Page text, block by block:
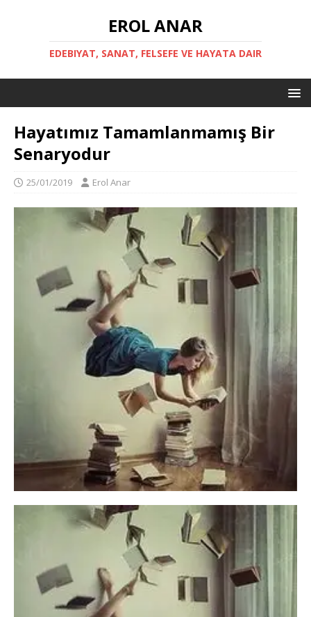
EROL ANAR
EDEBIYAT, SANAT, FELSEFE VE HAYATA DAIR
Hayatımız Tamamlanmamış Bir
Senaryodur
25/01/2019 Erol Anar